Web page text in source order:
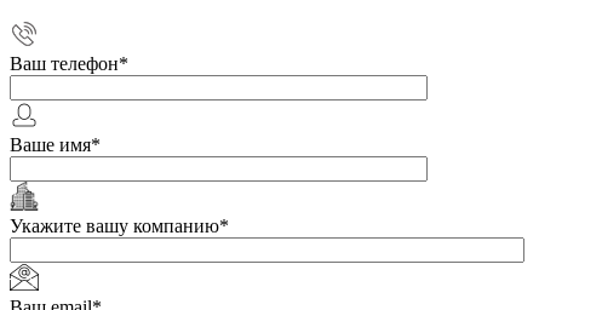
Ваш телефон*
Ваше имя*
Укажите вашу компанию*